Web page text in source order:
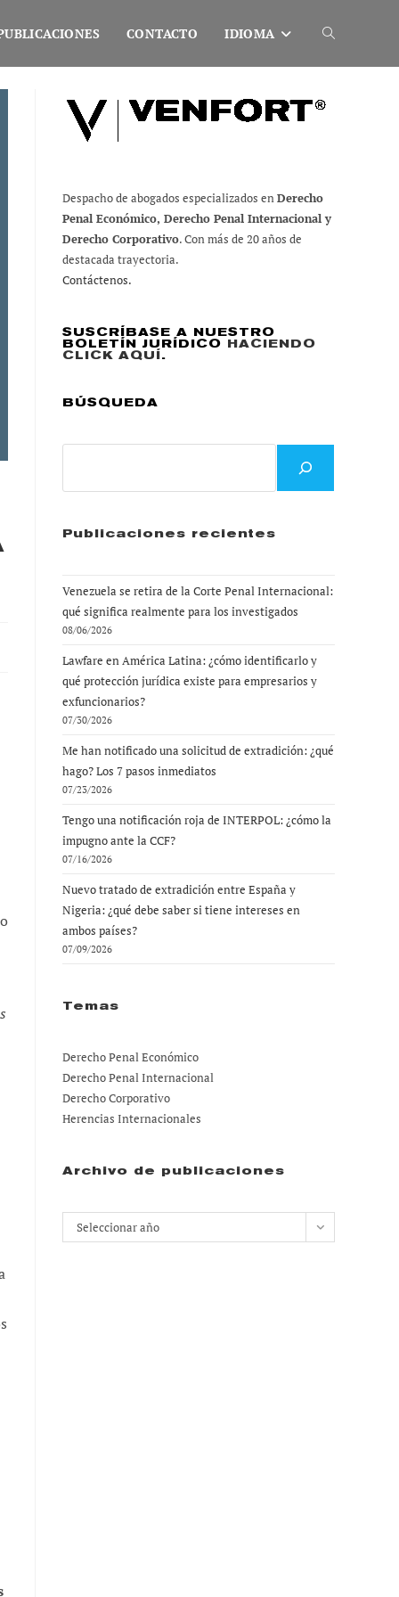
CONTACTO IDIOMA Alternar
búsqueda
Despacho de abogados especializados enDerecho
Penal Económico, Derecho Penal Internacional y
Derecho Corporativo. Con más de 20 años de
destacada trayectoria.
Contáctenos.
SUSCRÍBASE A NUESTRO
BOLETÍN JURÍDICO HACIENDO
CLICK AQUÍ.
BÚSQUEDA
Publicaciones recientes
Venezuela se retira de la Corte Penal Internacional:
qué significa realmente para los investigados
08/06/2026
Lawfare en América Latina: ¿cómo identificarlo y
qué protección jurídica existe para empresarios y
exfuncionarios?
07/30/2026
Me han notificado una solicitud de extradición: ¿qué
hago? Los 7 pasos inmediatos
07/23/2026
Tengo una notificación roja de INTERPOL: ¿cómo la
impugno ante la CCF?
07/16/2026
Nuevo tratado de extradición entre España y
Nigeria: ¿qué debe saber si tiene intereses en
ambos países?
07/09/2026
Temas
Derecho Penal Económico
Derecho Penal Internacional
Derecho Corporativo
Herencias Internacionales
Archivo de publicaciones
Archivos
Seleccionar año